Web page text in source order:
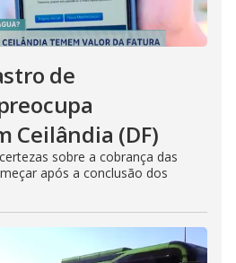
de
Ceilândia (DF)
sobre a cobrança das
após a conclusão dos